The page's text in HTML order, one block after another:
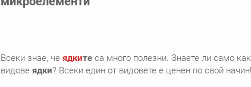
Всеки знае, че ядките са много полезни. Знаете ли само
видове ядки? Всеки един от видовете е ценен по свой начин!